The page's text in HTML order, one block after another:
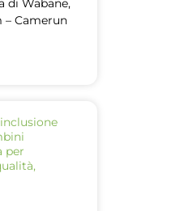
di Wabane,
Camerun
per